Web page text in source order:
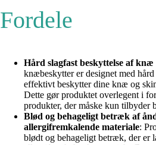
Fordele
Hård slagfast beskyttelse af knæ
knæbeskytter er designet med
effektivt beskytter dine knæ og
Dette gør produktet overlegent i
produkter, der måske kun tilbyder
Blød og behageligt betræk af
allergifremkalende materiale:
blødt og behageligt betræk, der er